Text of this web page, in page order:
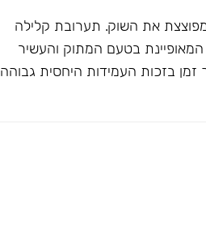
את השוק. תערובת קלילה
המאופיינת בטעם המתוק והעשיר
בזכות העמידות היחסית גבוהה